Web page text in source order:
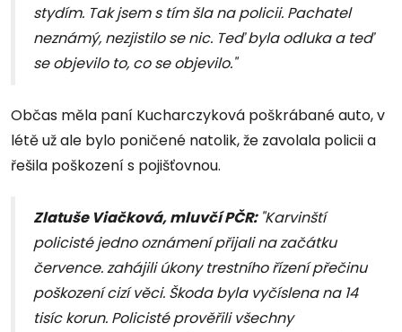
stydím. Tak jsem s tím šla na policii. Pachatel
neznámý, nezjistilo se nic. Teď byla odluka a teď
se objevilo to, co se objevilo."
Občas měla paní Kucharczyková poškrábané auto, v
létě už ale bylo poničené natolik, že zavolala policii a
řešila poškození s pojišťovnou.
Zlatuše Viačková, mluvčí PČR: "Karvinští
policisté jedno oznámení přijali na začátku
července. zahájili úkony trestního řízení přečinu
poškození cizí věci. Škoda byla vyčíslena na 14
tisíc korun. Policisté prověřili všechny